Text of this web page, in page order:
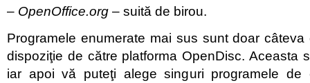
– OpenOffice.org – suită de birou.
Programele enumerate mai sus sunt doar
dispoziţie de către platforma OpenDisc. Aceasta
iar apoi vă puteţi alege singuri programele de